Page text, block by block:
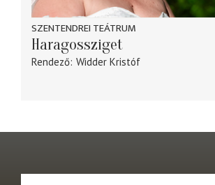
SZENTENDREI TEÁTRUM
Haragossziget
Rendező Widder Kristóf